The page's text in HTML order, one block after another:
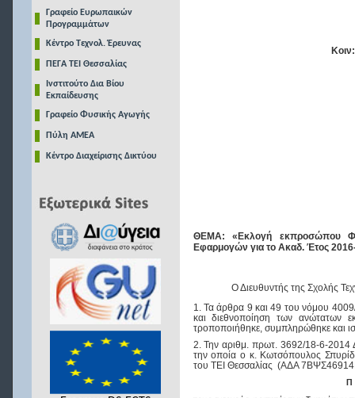
Γραφείο Ευρωπαικών
Προγραμμάτων
Κέντρο Τεχνολ. Έρευνας
ΠΕΓΑ ΤΕΙ Θεσσαλίας
Ινστιτούτο Δια Βίου
Εκπαίδευσης
Γραφείο Φυσικής Αγωγής
Πύλη ΑΜΕΑ
Κέντρο Διαχείρισης Δικτύου
Κοιν:
ΘΕΜΑ: «Εκλογή εκπροσώπου
Εφαρμογών για το Ακαδ. Έτος
Ο Διευθυντής της Σχολής
1. Τα άρθρα 9 και 49 του νόμου
και διεθνοποίηση των ανώτατων
τροποποιήθηκε, συμπληρώθηκε και
2. Την αριθμ. πρωτ. 3692/18-6-2014
την οποία ο κ. Κωτσόπουλος
του ΤΕΙ Θεσσαλίας (ΑΔΑ